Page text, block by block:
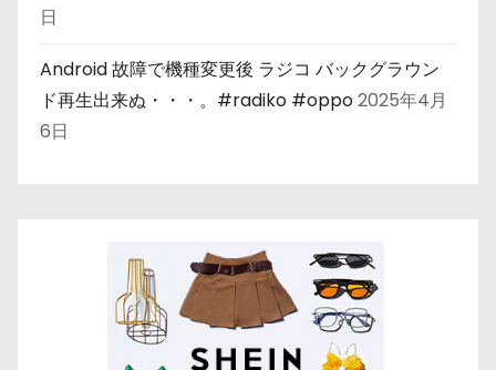
日
Android 故障で機種変更後 ラジコ バックグラウン
ド再生出来ぬ・・・。#radiko #oppo2025年4月
6日